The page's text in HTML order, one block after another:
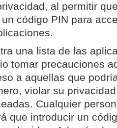
al permitir
código PIN para
una lista de las
tomar precauciones
a aquellas que
violar su
Cualquier
que introducir un